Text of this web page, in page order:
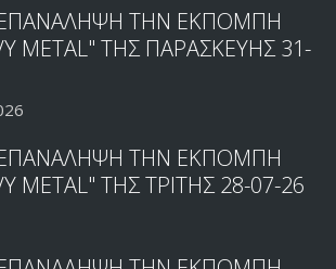
ΤΗΝ ΕΚΠΟΜΠΗ
METAL" ΤΗΣ ΠΑΡΑΣΚΕΥΗΣ 31-
ΤΗΝ ΕΚΠΟΜΠΗ
METAL" ΤΗΣ ΤΡΙΤΗΣ 28-07-26